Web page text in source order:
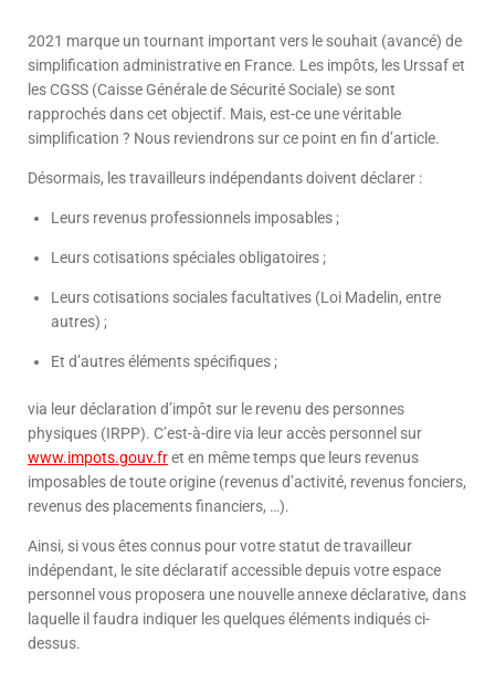
2021 marque un tournant important vers le souhait (avancé) de
simplification administrative en France. Les impôts, les Urssaf et
les CGSS (Caisse Générale de Sécurité Sociale) se sont
rapprochés dans cet objectif. Mais, est-ce une véritable
simplification ? Nous reviendrons sur ce point en fin d’article.
Désormais, les travailleurs indépendants doivent déclarer :
Leurs revenus professionnels imposables ;
Leurs cotisations spéciales obligatoires ;
Leurs cotisations sociales facultatives (Loi Madelin, entre
autres) ;
Et d’autres éléments spécifiques ;
via leur déclaration d’impôt sur le revenu des personnes
physiques (IRPP). C’est-à-dire via leur accès personnel sur
www.impots.gouv.fret en même temps que leurs revenus
imposables de toute origine (revenus d’activité, revenus fonciers,
revenus des placements financiers, …).
Ainsi, si vous êtes connus pour votre statut de travailleur
indépendant, le site déclaratif accessible depuis votre espace
personnel vous proposera une nouvelle annexe déclarative, dans
laquelle il faudra indiquer les quelques éléments indiqués ci-
dessus.